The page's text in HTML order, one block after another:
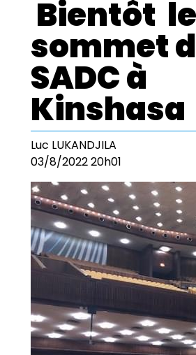
Bientôt
sommet
SADC à
Kinshasa
Luc LUKANDJILA
03/8/2022 20h01